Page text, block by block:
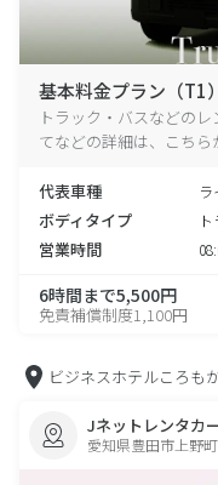
基本料金プラン（T1）
トラック・バスなどの
てなどの詳細は、こちら
代表車種
ボディタイプ
営業時間
6時間まで5,500円
免責補償制度1,100円
ビジネスホテルころも
Jネットレンタカ
愛知県豊田市上野